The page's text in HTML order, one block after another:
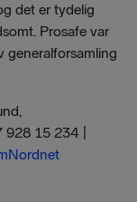
det er tydelig
Prosafe var
generalforsamling
15 234 |